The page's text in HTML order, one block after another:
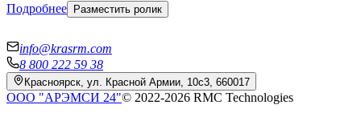
Подробнее Разместить ролик
info@krasrm.com
8 800 222 59 38
Красноярск, ул. Красной Армии, 10с3, 660017
ООО "АРЭМСИ 24"© 2022-2026 RMC Technologies